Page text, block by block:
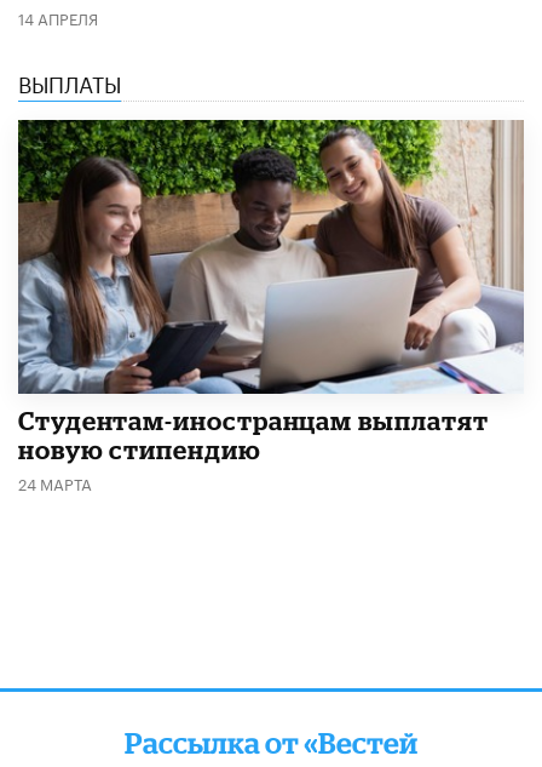
14 АПРЕЛЯ
ВЫПЛАТЫ
Студентам-иностранцам выплатят
новую стипендию
24 МАРТА
Рассылка от «Вестей